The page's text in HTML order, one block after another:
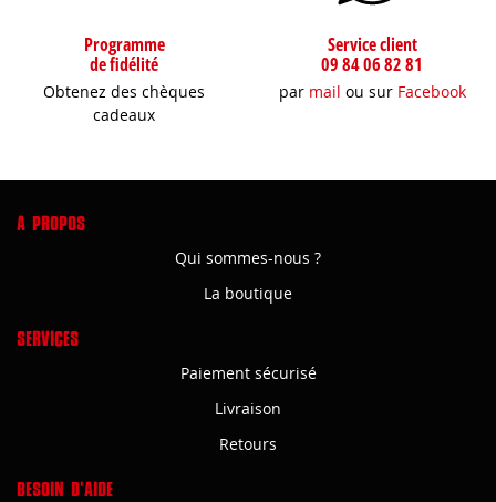
Programme
de fidélité
Obtenez des chèques
cadeaux
Service client
09 84 06 82 81
par mail ou sur Facebook
A PROPOS
Qui sommes-nous ?
La boutique
SERVICES
Paiement sécurisé
Livraison
Retours
BESOIN D'AIDE